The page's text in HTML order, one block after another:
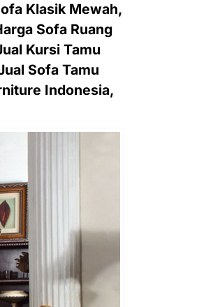
Klasik Mewah,
Sofa Ruang
Kursi Tamu
Sofa Tamu
Indonesia,